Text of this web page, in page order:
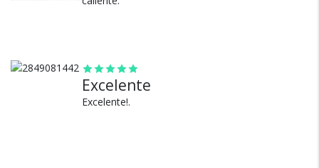
Excelente
Excelente!.
100% de calificaciones